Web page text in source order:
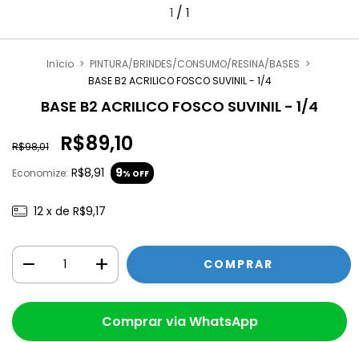
1 / 1
Início > PINTURA/BRINDES/CONSUMO/RESINA/BASES >
BASE B2 ACRILICO FOSCO SUVINIL - 1/4
BASE B2 ACRILICO FOSCO SUVINIL - 1/4
R$98,01 R$89,10
Economize: R$8,91 9% OFF
12 x de R$9,17
Comprar via WhatsApp